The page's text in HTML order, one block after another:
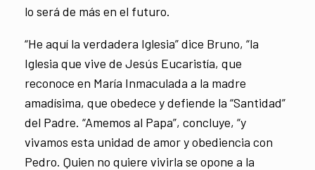
lo será de más en el futuro.
“He aquí la verdadera Iglesia” dice Bruno, “la
Iglesia que vive de Jesús Eucaristía, que
reconoce en María Inmaculada a la madre
amadísima, que obedece y defiende la “Santidad”
del Padre. “Amemos al Papa”, concluye, “y
vivamos esta unidad de amor y obediencia con
Pedro. Quien no quiere vivirla se opone a la